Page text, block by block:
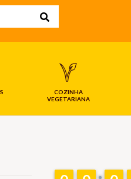
COZINHA
VEGETARIANA